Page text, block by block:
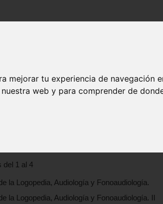
mejorar tu experiencia de navegación
web y para comprender de
del 1 al 4
la Logopedia, Audiología y Fonoaudiología.
la Logopedia, Audiología y Fonoaudiología. II